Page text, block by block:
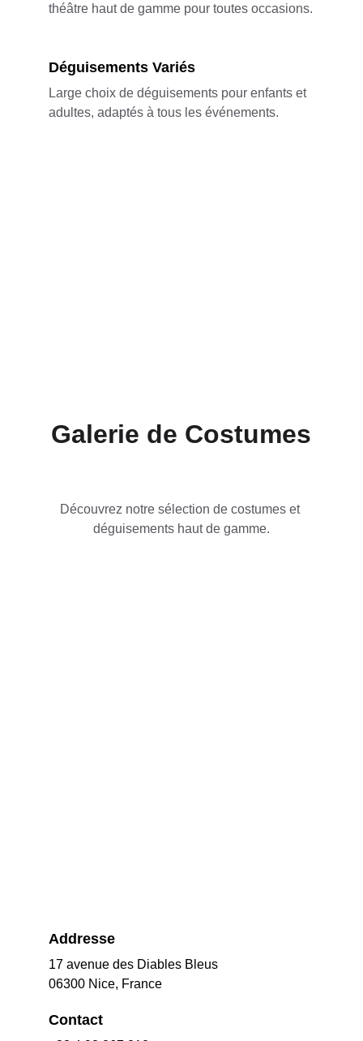
théâtre haut de gamme pour toutes occasions.
Déguisements Variés
Large choix de déguisements pour enfants et
adultes, adaptés à tous les événements.
Galerie de Costumes
Découvrez notre sélection de costumes et
déguisements haut de gamme.
Addresse
17 avenue des Diables Bleus
06300 Nice, France
Contact